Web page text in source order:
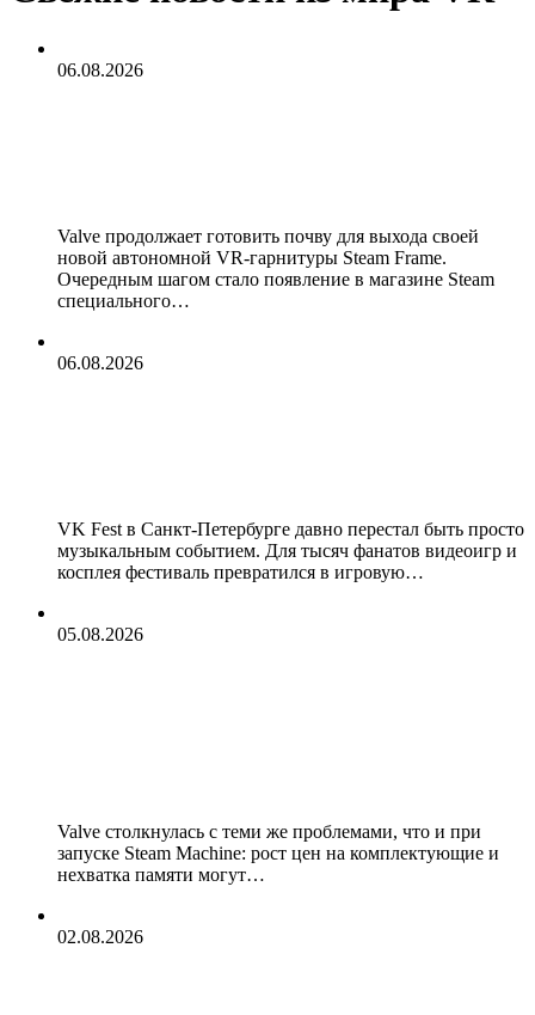
06.08.2026
Valve продолжает готовить почву для выхода своей
новой автономной VR-гарнитуры Steam Frame.
Очередным шагом стало появление в магазине Steam
специального…
06.08.2026
VK Fest в Санкт-Петербурге давно перестал быть просто
музыкальным событием. Для тысяч фанатов видеоигр и
косплея фестиваль превратился в игровую…
05.08.2026
Valve столкнулась с теми же проблемами, что и при
запуске Steam Machine: рост цен на комплектующие и
нехватка памяти могут…
02.08.2026